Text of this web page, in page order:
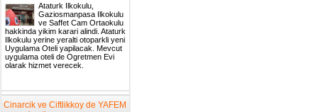
Ataturk Ilkokulu,
Gaziosmanpasa Ilkokulu
ve Saffet Cam Ortaokulu
hakkinda yikim karari alindi. Ataturk
Ilkokulu yerine yeralti otoparkli yeni
Uygulama Oteli yapilacak. Mevcut
uygulama oteli de Ogretmen Evi
olarak hizmet verecek.
Cinarcik ve Ciftlikkoy de YAFEM